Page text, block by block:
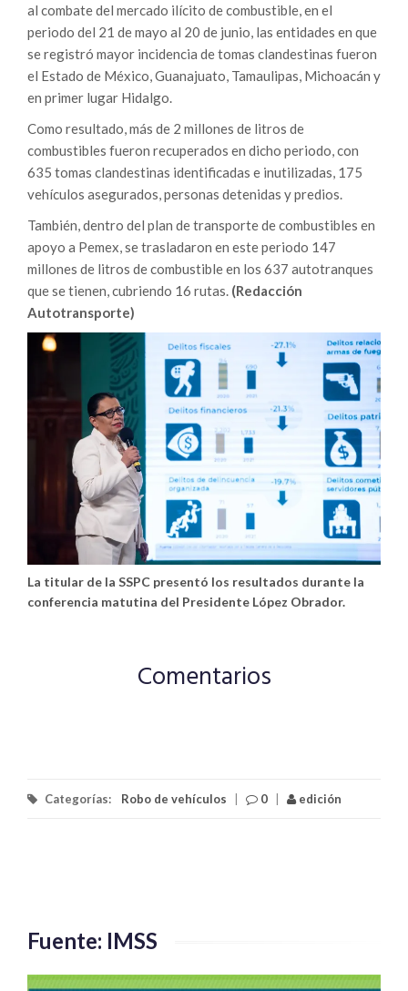
al combate del mercado ilícito de combustible, en el
periodo del 21 de mayo al 20 de junio, las entidades en que
se registró mayor incidencia de tomas clandestinas fueron
el Estado de México, Guanajuato, Tamaulipas, Michoacán y
en primer lugar Hidalgo.
Como resultado, más de 2 millones de litros de
combustibles fueron recuperados en dicho periodo, con
635 tomas clandestinas identificadas e inutilizadas, 175
vehículos asegurados, personas detenidas y predios.
También, dentro del plan de transporte de combustibles en
apoyo a Pemex, se trasladaron en este periodo 147
millones de litros de combustible en los 637 autotranques
que se tienen, cubriendo 16 rutas. (Redacción
Autotransporte)
La titular de la SSPC presentó los resultados durante la
conferencia matutina del Presidente López Obrador.
Comentarios
Categorías: Robo de vehículos 0 edición
Fuente: IMSS